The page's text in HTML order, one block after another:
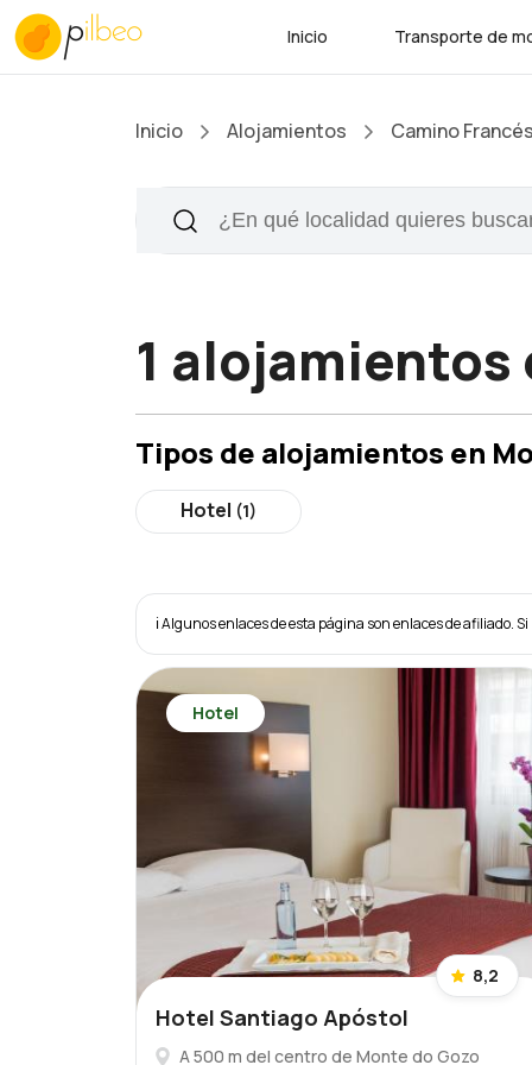
Inicio Transporte de
Inicio Alojamientos Camino
1 alojamientos
Tipos de alojamientos en
Hotel (1)
ℹ️ Algunos enlaces de esta página son enlaces de afiliado.
Hotel
8,2
Hotel Santiago Apóstol
A 500 m del centro de Monte do Gozo